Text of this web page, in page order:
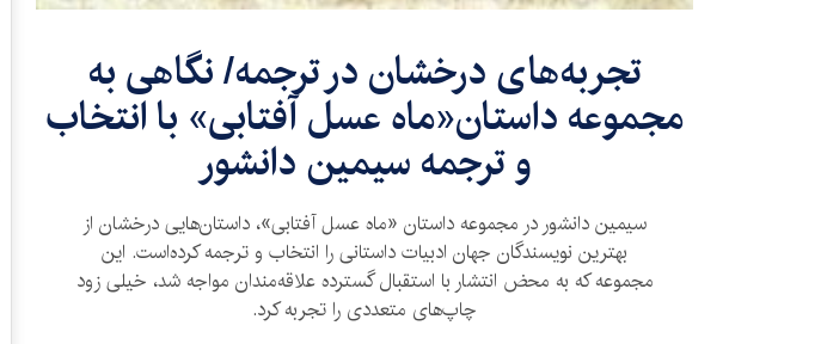
تجربه‌های درخشان در ترجمه/ نگاهی به
مجموعه داستان«ماه عسل آفتابی» با انتخاب
و ترجمه سیمین دانشور
سیمین دانشور در مجموعه داستان «ماه عسل آفتابی»، داستان‌هایی درخشان از
بهترین نویسندگان جهان ادبیات داستانی را انتخاب و ترجمه کرده‌است. این
مجموعه که به محض انتشار با استقبال گسترده علاقه‌مندان مواجه شد، خیلی زود
چاپ‌های متعددی را تجربه کرد.